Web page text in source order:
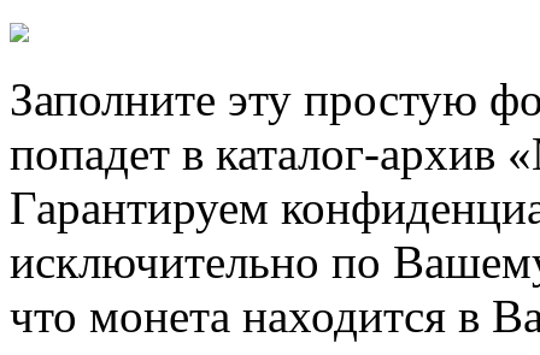
Заполните эту простую
попадет в каталог-архив
Гарантируем
исключительно по
что монета находится в